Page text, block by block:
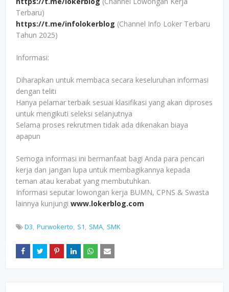
Terbaru)
https://t.me/infolokerblog (Channel Info Loker Terbaru
Tahun 2025)
Informasi:
Diharapkan untuk membaca secara keseluruhan informasi
dengan teliti
Hanya pelamar terbaik sesuai klasifikasi yang akan diproses
untuk mengikuti seleksi selanjutnya
Selama proses rekrutmen tidak ada dikenakan biaya
apapun
Semoga informasi ini bermanfaat bagi Anda para pencari
kerja dan jangan lupa untuk membagikannya kepada
teman atau kerabat yang membutuhkan.
Informasi seputar lowongan kerja BUMN, CPNS & Swasta
lainnya kunjungi www.lokerblog.com
D3 Purwokerto S1 SMA SMK